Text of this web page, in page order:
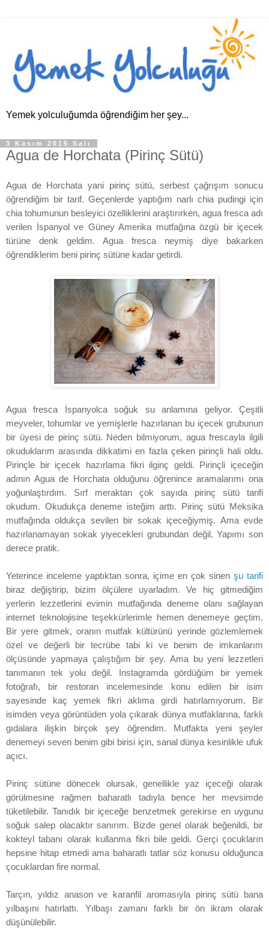
Yemek yolculuğumda öğrendiğim her şey...
3 Kasım 2015 Salı
Agua de Horchata (Pirinç Sütü)
Agua de Horchata yani pirinç sütü, serbest çağrışım sonucu
öğrendiğim bir tarif. Geçenlerde yaptığım narlı chia pudingi için
chia tohumunun besleyici özelliklerini araştırırken, agua fresca adı
verilen İspanyol ve Güney Amerika mutfağına özgü bir içecek
türüne denk geldim. Agua fresca neymiş diye bakarken
öğrendiklerim beni pirinç sütüne kadar getirdi.
Agua fresca İspanyolca soğuk su anlamına geliyor. Çeşitli
meyveler, tohumlar ve yemişlerle hazırlanan bu içecek grubunun
bir üyesi de pirinç sütü. Neden bilmiyorum, agua frescayla ilgili
okuduklarım arasında dikkatimi en fazla çeken pirinçli hali oldu.
Pirinçle bir içecek hazırlama fikri ilginç geldi. Pirinçli içeceğin
adının Agua de Horchata olduğunu öğrenince aramalarımı ona
yoğunlaştırdım. Sırf meraktan çok sayıda pirinç sütü tarifi
okudum. Okudukça deneme isteğim arttı. Pirinç sütü Meksika
mutfağında oldukça sevilen bir sokak içeceğiymiş. Ama evde
hazırlanamayan sokak yiyecekleri grubundan değil. Yapımı son
derece pratik.
Yeterince inceleme yaptıktan sonra, içime en çok sinen şu tarifi
biraz değiştirip, bizim ölçülere uyarladım. Ve hiç gitmediğim
yerlerin lezzetlerini evimin mutfağında deneme olanı sağlayan
internet teknolojisine teşekkürlerimle hemen denemeye geçtim.
Bir yere gitmek, oranın mutfak kültürünü yerinde gözlemlemek
özel ve değerli bir tecrübe tabi ki ve benim de imkanlarım
ölçüsünde yapmaya çalıştığım bir şey. Ama bu yeni lezzetleri
tanımanın tek yolu değil. Instagramda gördüğüm bir yemek
fotoğrafı, bir restoran incelemesinde konu edilen bir isim
sayesinde kaç yemek fikri aklıma girdi hatırlamıyorum. Bir
isimden veya görüntüden yola çıkarak dünya mutfaklarına, farklı
gıdalara ilişkin birçok şey öğrendim. Mutfakta yeni şeyler
denemeyi seven benim gibi birisi için, sanal dünya kesinlikle ufuk
açıcı.
Pirinç sütüne dönecek olursak, genellikle yaz içeceği olarak
görülmesine rağmen baharatlı tadıyla bence her mevsimde
tüketilebilir. Tanıdık bir içeceğe benzetmek gerekirse en uygunu
soğuk salep olacaktır sanırım. Bizde genel olarak beğenildi, bir
kokteyl tabanı olarak kullanma fikri bile geldi. Gerçi çocukların
hepsine hitap etmedi ama baharatlı tatlar söz konusu olduğunca
çocuklardan fire normal.
Tarçın, yıldız anason ve karanfil aromasıyla pirinç sütü bana
yılbaşını hatırlattı. Yılbaşı zamanı farklı bir ön ikram olarak
düşünülebilir.